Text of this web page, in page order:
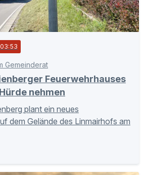
Gemeinderat
Feuerwehrhauses
nehmen
plant ein neues
dem Gelände des Linmairhofs am